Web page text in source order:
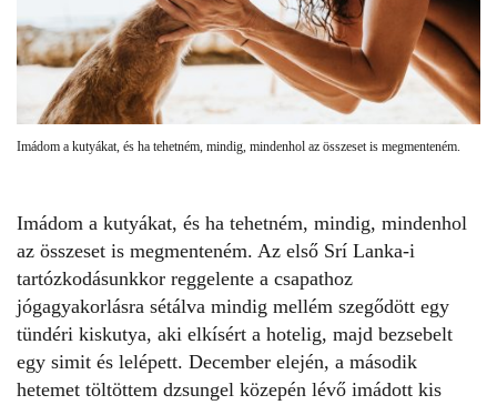
Imádom a kutyákat, és ha tehetném, mindig, mindenhol az összeset is megmenteném.
Imádom a kutyákat, és ha tehetném, mindig, mindenhol
az összeset is megmenteném. Az első Srí Lanka-i
tartózkodásunkkor reggelente a csapathoz
jógagyakorlásra sétálva mindig mellém szegődött egy
tündéri kiskutya, aki elkísért a hotelig, majd bezsebelt
egy simit és lelépett. December elején, a második
hetemet töltöttem dzsungel közepén lévő imádott kis